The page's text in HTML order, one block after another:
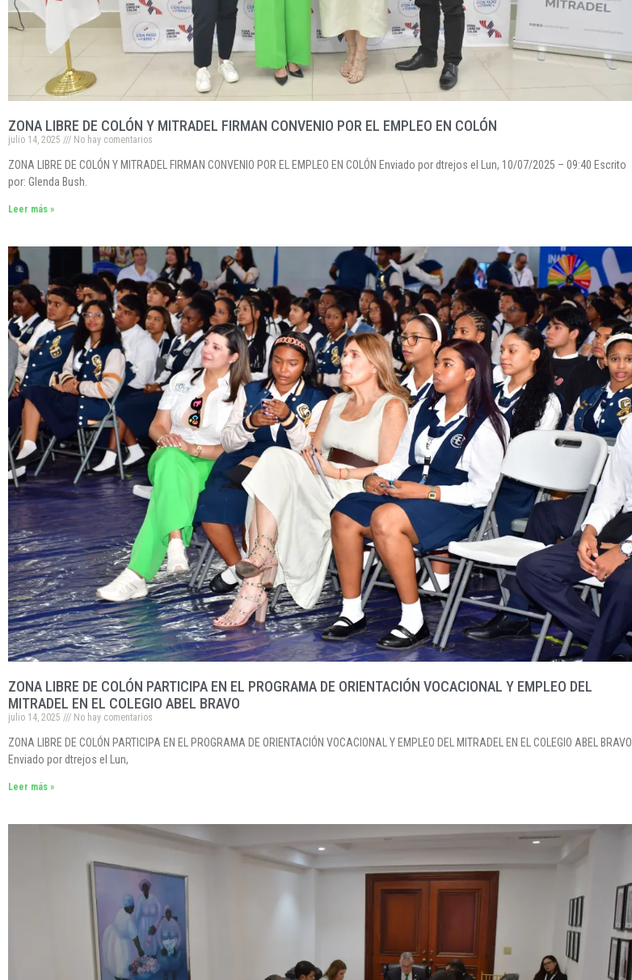
ZONA LIBRE DE COLÓN Y MITRADEL FIRMAN CONVENIO POR EL EMPLEO EN COLÓN
julio 14, 2025 No hay comentarios
ZONA LIBRE DE COLÓN Y MITRADEL FIRMAN CONVENIO POR EL EMPLEO EN COLÓN Enviado por dtrejos el Lun, 10/07/2025 – 09:40 Escrito
por: Glenda Bush.
Leer más »
ZONA LIBRE DE COLÓN PARTICIPA EN EL PROGRAMA DE ORIENTACIÓN VOCACIONAL Y EMPLEO DEL
MITRADEL EN EL COLEGIO ABEL BRAVO
julio 14, 2025 No hay comentarios
ZONA LIBRE DE COLÓN PARTICIPA EN EL PROGRAMA DE ORIENTACIÓN VOCACIONAL Y EMPLEO DEL MITRADEL EN EL COLEGIO ABEL BRAVO
Enviado por dtrejos el Lun,
Leer más »